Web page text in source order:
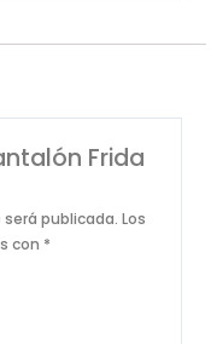
Frida
publicada. Los
con *